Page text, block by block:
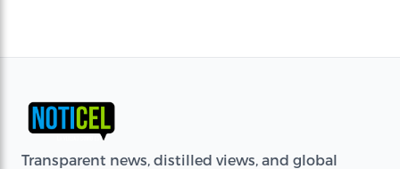
Transparent news, distilled views, and global